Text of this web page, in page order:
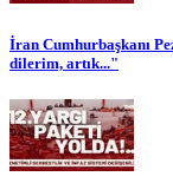
İran Cumhurbaşkanı
dilerim, artık..."